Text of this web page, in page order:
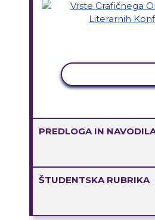
PREDLOGA IN
ŠTUDENTSKA RUBRIKA